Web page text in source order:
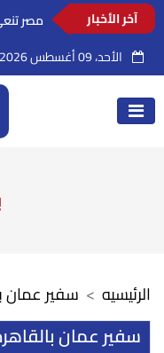
آخر الأخبار
مصر
الأحد، 09 أغسطس 2026
سفير عمان الرئيسيه
سفير عمان